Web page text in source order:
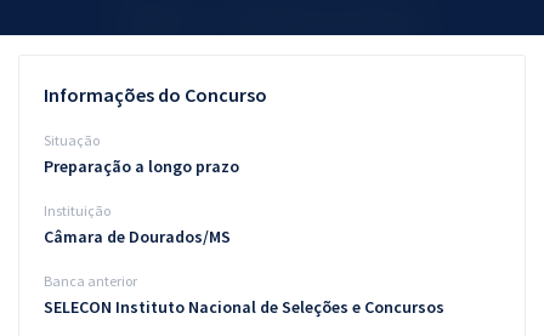
Questões grátis
Blog
Aprovados
Informações do Concurso
Situação
Preparação a longo prazo
Instituição
Câmara de Dourados/MS
Banca anterior
SELECON Instituto Nacional de Seleções e Concursos